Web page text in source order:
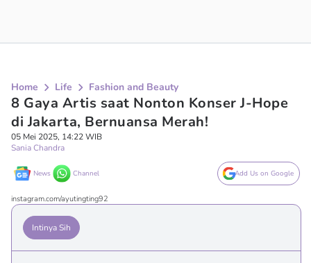
Home Life Fashion and Beauty
8 Gaya Artis saat Nonton Konser J-Hope
di Jakarta, Bernuansa Merah!
05 Mei 2025, 14:22 WIB
Sania Chandra
News Channel Add Us on Google
instagram.com/ayutingting92
Intinya Sih